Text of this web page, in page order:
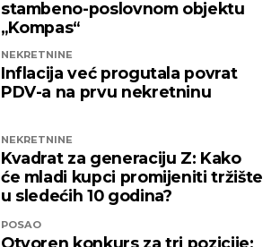
stambeno-poslovnom objektu
„Kompas“
NEKRETNINE
Inflacija već progutala povrat
PDV-a na prvu nekretninu
NEKRETNINE
Kvadrat za generaciju Z: Kako
će mladi kupci promijeniti tržište
u sledećih 10 godina?
POSAO
Otvoren konkurs za tri pozicije: